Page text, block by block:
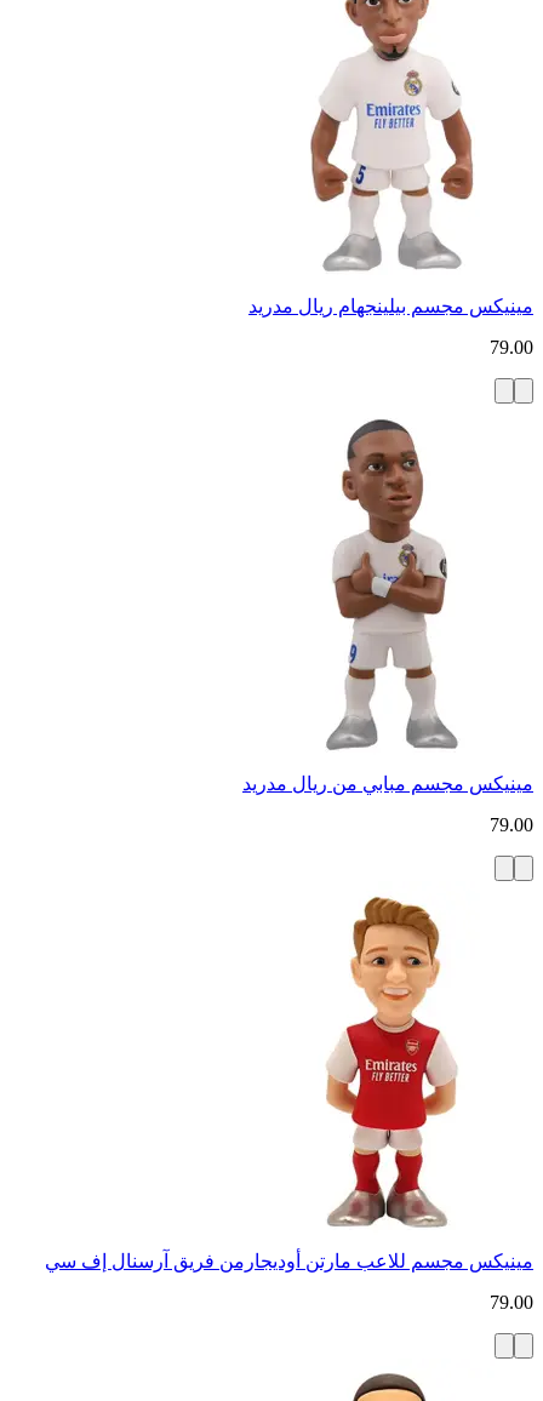
مينيكس مجسم بيلينجهام ريال مدريد
79.00
مينيكس مجسم مبابي من ريال مدريد
79.00
مينيكس مجسم للاعب مارتن أوديجارمن فريق آرسنال إف سي
79.00